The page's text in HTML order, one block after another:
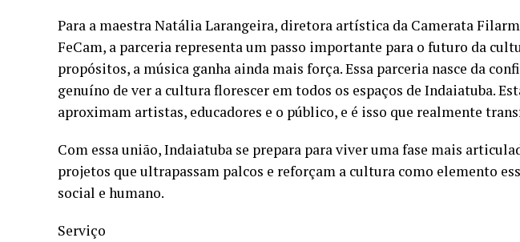
Para a maestra Natália Larangeira, diretora artística da Camerata
FeCam, a parceria representa um passo importante para o futuro da
propósitos, a música ganha ainda mais força. Essa parceria nasce da
genuíno de ver a cultura florescer em todos os espaços de Indaiatuba.
aproximam artistas, educadores e o público, e é isso que realmente
Com essa união, Indaiatuba se prepara para viver uma fase mais
projetos que ultrapassam palcos e reforçam a cultura como elemento
social e humano.
Serviço